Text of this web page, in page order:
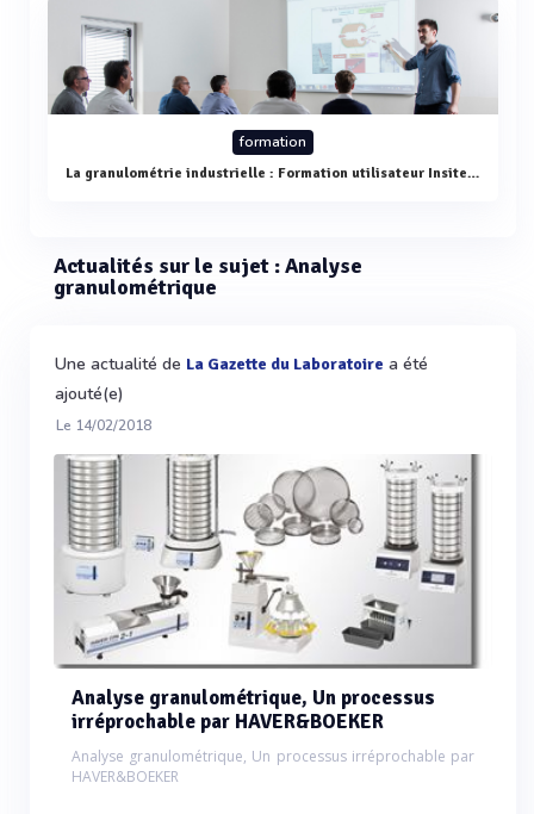
formation
La granulométrie industrielle : Formation utilisateur Insitec - Malvern Link II - Optimisation des procédés
Actualités sur le sujet : Analyse
granulométrique
Une actualité de La Gazette du Laboratoire a été
ajouté(e)
Le 14/02/2018
Analyse granulométrique, Un processus
irréprochable par HAVER&BOEKER
Analyse granulométrique, Un processus irréprochable par
HAVER&BOEKER